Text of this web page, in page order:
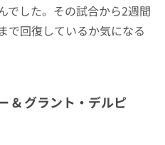
でした。その試合から2週間
で回復しているか気になる
& グラント・デルピ